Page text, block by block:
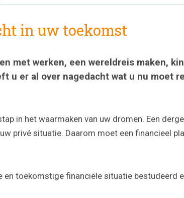
in uw toekomst
met werken, een wereldreis maken,
u er al over nagedacht wat u nu moet
in het waarmaken van uw dromen. Een
privé situatie. Daarom moet een financieel
toekomstige financiële situatie bestudeerd